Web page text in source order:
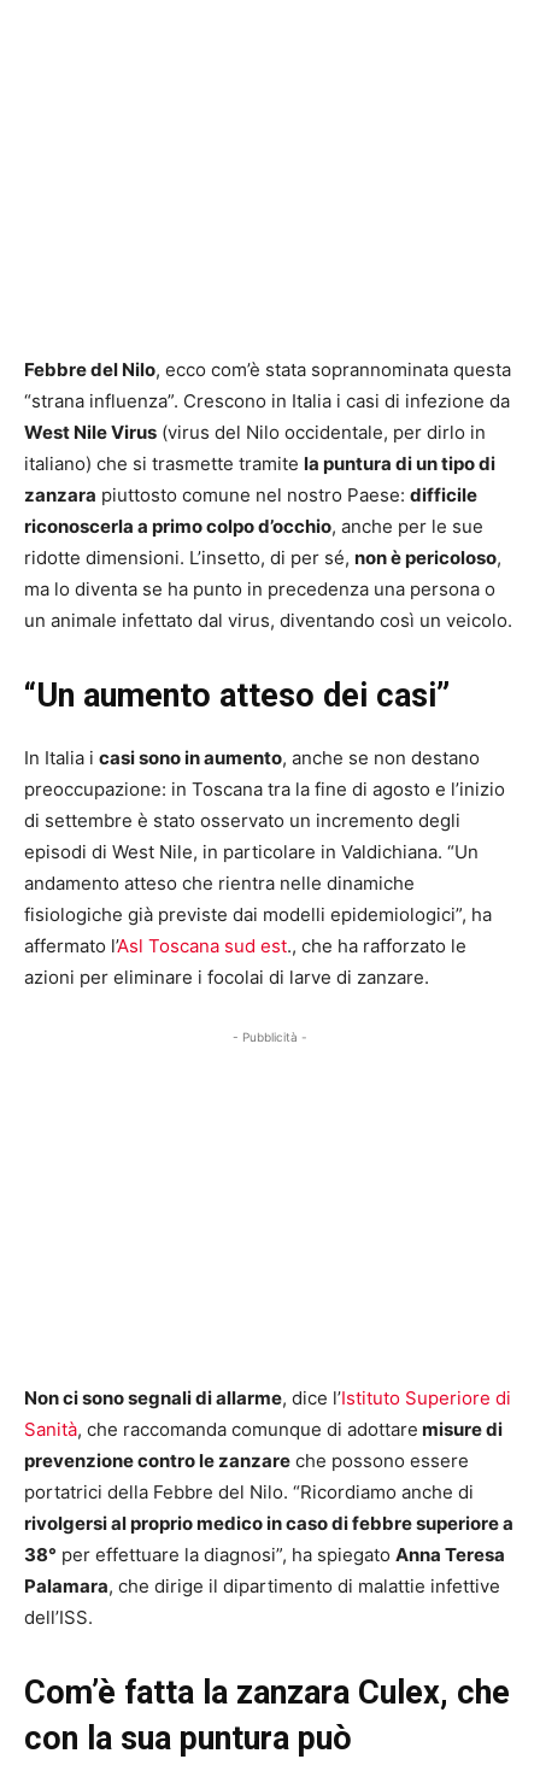
Febbre del Nilo, ecco com’è stata soprannominata questa
“strana influenza”. Crescono in Italia i casi di infezione da
West Nile Virus (virus del Nilo occidentale, per dirlo in
italiano) che si trasmette tramite la puntura di un tipo di
zanzara piuttosto comune nel nostro Paese: difficile
riconoscerla a primo colpo d’occhio, anche per le sue
ridotte dimensioni. L’insetto, di per sé, non è pericoloso,
ma lo diventa se ha punto in precedenza una persona o
un animale infettato dal virus, diventando così un veicolo.
“Un aumento atteso dei casi”
In Italia i casi sono in aumento, anche se non destano
preoccupazione: in Toscana tra la fine di agosto e l’inizio
di settembre è stato osservato un incremento degli
episodi di West Nile, in particolare in Valdichiana. “Un
andamento atteso che rientra nelle dinamiche
fisiologiche già previste dai modelli epidemiologici”, ha
affermato l’Asl Toscana sud est., che ha rafforzato le
azioni per eliminare i focolai di larve di zanzare.
- Pubblicità -
Non ci sono segnali di allarme, dice l’Istituto Superiore di
Sanità, che raccomanda comunque di adottare misure di
prevenzione contro le zanzare che possono essere
portatrici della Febbre del Nilo. “Ricordiamo anche di
rivolgersi al proprio medico in caso di febbre superiore a
38° per effettuare la diagnosi”, ha spiegato Anna Teresa
Palamara, che dirige il dipartimento di malattie infettive
dell’ISS.
Com’è fatta la zanzara Culex, che
con la sua puntura può